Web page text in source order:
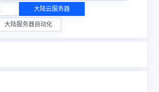
大陆云服务器
大陆服务器自动化